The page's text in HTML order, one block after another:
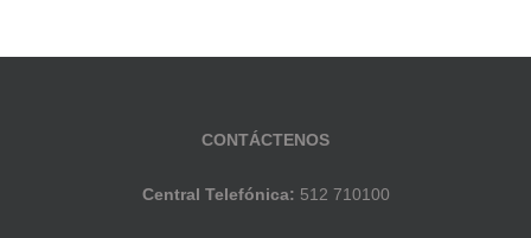
CONTÁCTENOS
Central Telefónica: 512 710100